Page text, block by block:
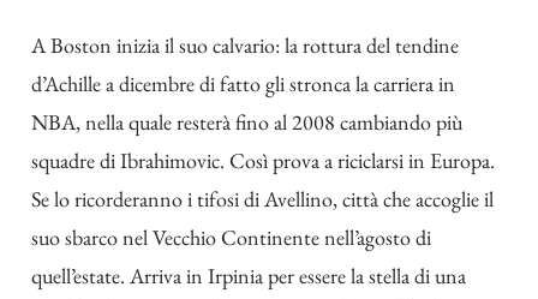
A Boston inizia il suo calvario: la rottura del tendine
d’Achille a dicembre di fatto gli stronca la carriera in
NBA, nella quale resterà fino al 2008 cambiando più
squadre di Ibrahimovic. Così prova a riciclarsi in Europa.
Se lo ricorderanno i tifosi di Avellino, città che accoglie il
suo sbarco nel Vecchio Continente nell’agosto di
quell’estate. Arriva in Irpinia per essere la stella di una